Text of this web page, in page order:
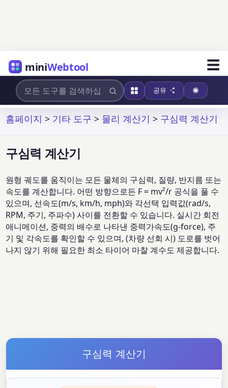
miniWebtool ☰
공유
홈페이지 > 기타 도구 > 물리 계산기 > 구심력 계산기
구심력 계산기
원형 궤도를 움직이는 모든 물체의 구심력, 질량, 반지름 또는
속도를 계산합니다. 어떤 방향으로든 F = mv²/r 공식을 풀 수
있으며, 선속도(m/s, km/h, mph)와 각선택 입력값(rad/s,
RPM, 주기, 주파수) 사이를 전환할 수 있습니다. 실시간 회전
애니메이션, 중력의 배수로 나타낸 중력가속도(g-force), 주
기 및 각속도를 확인할 수 있으며, (차량 선회 시) 도로를 벗어
나지 않기 위해 필요한 최소 타이어 마찰 계수도 제공합니다.
구심력 계산기